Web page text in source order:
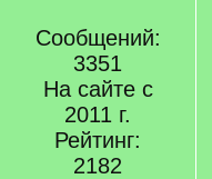
Сообщений:
3351
На сайте с
2011 г.
Рейтинг:
2182